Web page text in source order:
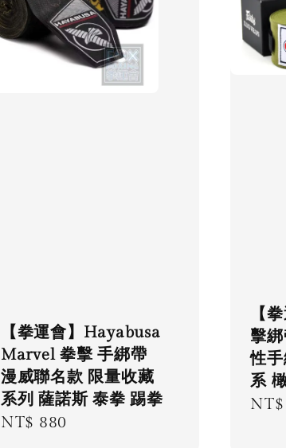
【拳運會】Hayabusa
Marvel 拳擊 手綁帶
漫威聯名款 限量收藏
系列 薩諾斯 泰拳 踢拳
Regular
NT$ 880
【
擊
性
系
Sale